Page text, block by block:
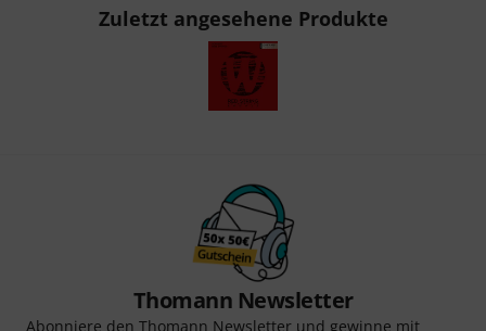
Zuletzt angesehene Produkte
Thomann Newsletter
Abonniere den Thomann Newsletter und gewinne mit